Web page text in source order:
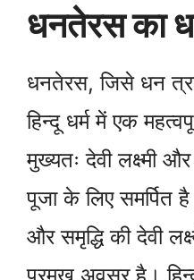
धनतेरस का
धनतेरस, जिसे धन
हिन्दू धर्म में एक
मुख्यतः देवी लक्ष्मी
पूजा के लिए समर्पित
और समृद्धि की देवी